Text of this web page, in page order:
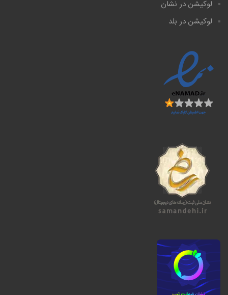
لوکیشن در نشان
لوکیشن در بلد